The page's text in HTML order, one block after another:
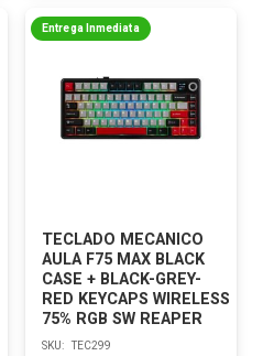
Entrega Inmediata
TECLADO MECANICO
AULA F75 MAX BLACK
CASE + BLACK-GREY-
RED KEYCAPS WIRELESS
75% RGB SW REAPER
SKU: TEC299